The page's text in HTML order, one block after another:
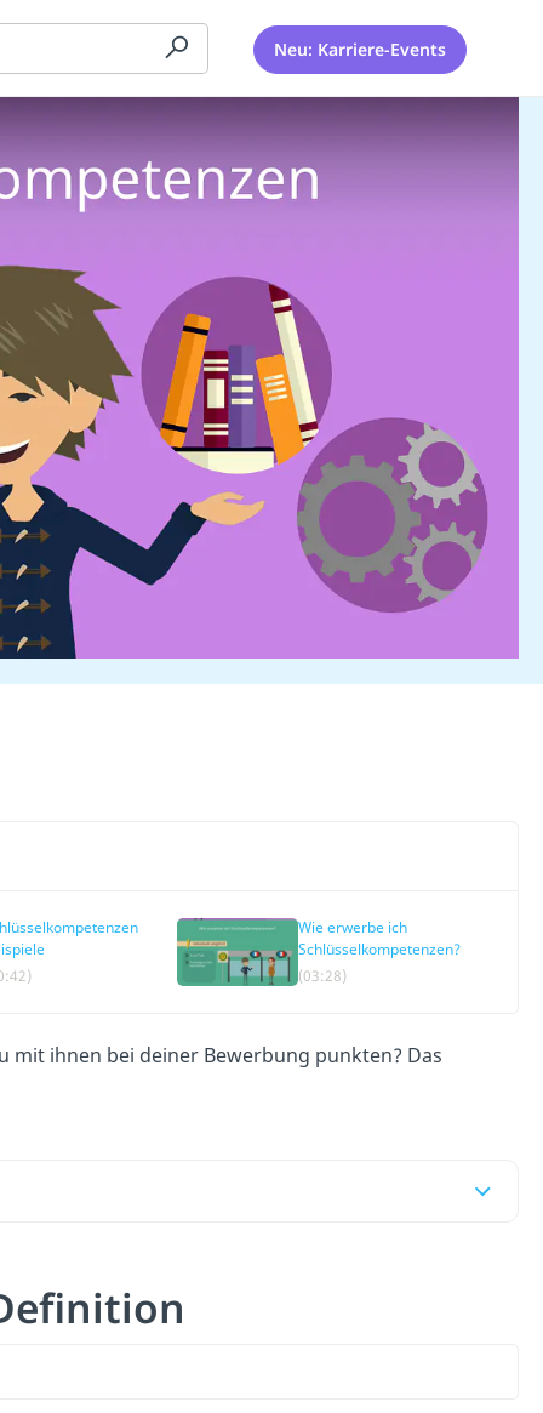
Neu: Karriere-Events
Wie erwerbe ich
Schlüsselkompetenzen?
(03:28)
mit ihnen bei deiner Bewerbung punkten? Das